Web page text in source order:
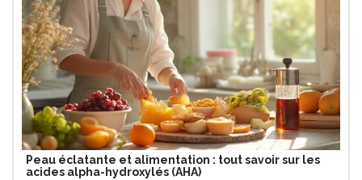
Peau éclatante et alimentation : tout savoir sur les
acides alpha-hydroxylés (AHA)